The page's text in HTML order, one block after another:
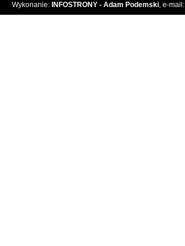
Wykonanie: INFOSTRONY - Adam Podemski, e-mail: